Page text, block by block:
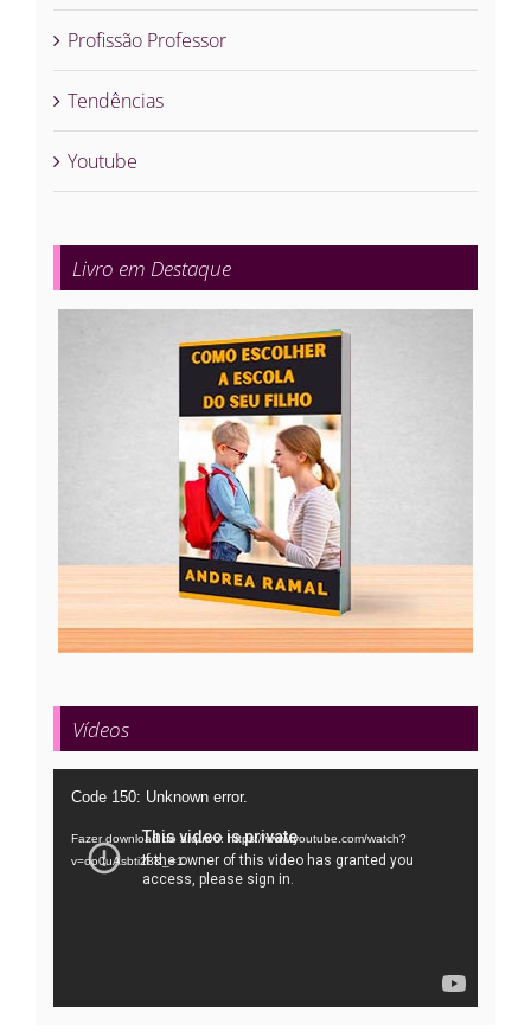
Profissão Professor
Tendências
Youtube
Livro em Destaque
Vídeos
Tocador
vídeo
Code 150: Unknown error.
Fazer download do arquivo: https://www.youtube.com/watch?
v=oo0uAsbti28&_=1